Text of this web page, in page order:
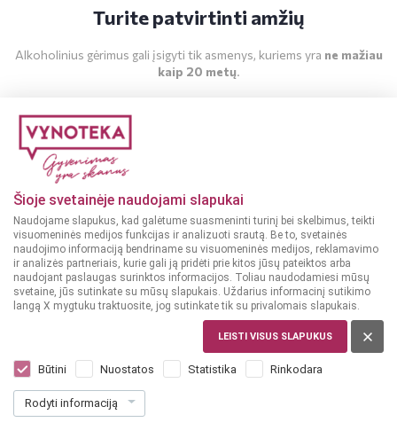
Šioje svetainėje naudojami slapukai
Naudojame slapukus, kad galėtume suasmeninti turinį bei skelbimus, teikti
visuomeninės medijos funkcijas ir analizuoti srautą. Be to, svetainės
naudojimo informaciją bendriname su visuomeninės medijos, reklamavimo
ir analizės partneriais, kurie gali ją pridėti prie kitos jūsų pateiktos arba
naudojant paslaugas surinktos informacijos. Toliau naudodamiesi mūsų
svetaine, jūs sutinkate su mūsų slapukais. Uždarius informacinį sutikimo
langą X mygtuku traktuosite, jog sutinkate tik su privalomais slapukais.
LEISTI VISUS SLAPUKUS
Būtini Nuostatos Statistika Rinkodara
Rodyti informaciją
Turite patvirtinti amžių
Alkoholinius gėrimus gali įsigyti tik asmenys, kuriems yra ne mažiau
kaip 20 metų.
Parduotuvės 2019-10-31
DVIGUBAI DIDESNĖ VYNOTEKA PC
RYO Savitiškio g.61, Panevėžyje jau
Užsuk atrasti geriausius pasaulio skonius ir specialius
atsinaujinimo pasiūlymus!